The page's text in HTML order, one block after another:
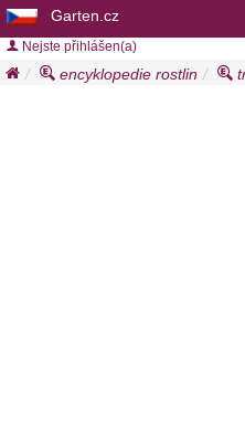
Garten.cz
Nejste přihlášen(a)
encyklopedie rostlin